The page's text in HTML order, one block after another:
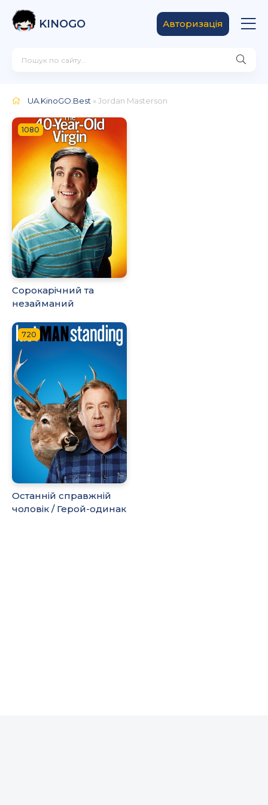
KINOGO Авторизація
UA.KinoGO.Best » Jordan Masterson
1080
Сорокарічний та
незайманий
720
Останній справжній
чоловік / Герой-одинак